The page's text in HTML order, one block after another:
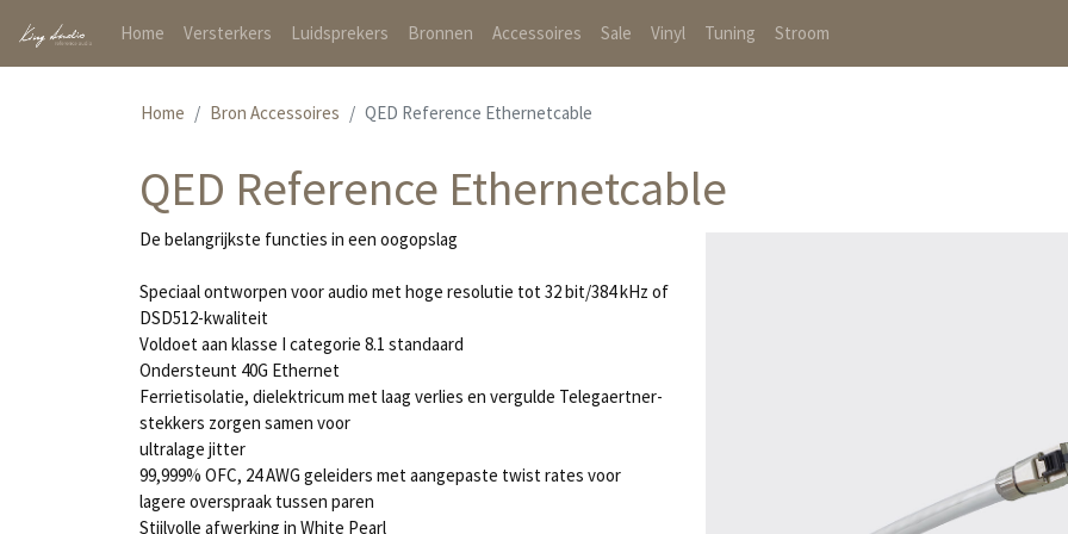
Home(current)
Versterkers Luidsprekers Bronnen Accessoires Sale Vinyl Tuning Stroom
Home Bron Accessoires QED Reference Ethernetcable
QED Reference Ethernetcable
De belangrijkste functies in een oogopslag
Speciaal ontworpen voor audio met hoge resolutie tot 32 bit/384 kHz of
DSD512-kwaliteit
Voldoet aan klasse I categorie 8.1 standaard
Ondersteunt 40G Ethernet
Ferrietisolatie, dielektricum met laag verlies en vergulde Telegaertner-
stekkers zorgen samen voor
ultralage jitter
99,999% OFC, 24 AWG geleiders met aangepaste twist rates voor
lagere overspraak tussen paren
Stijlvolle afwerking in White Pearl